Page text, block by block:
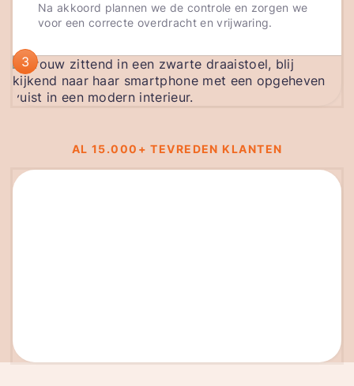
Na akkoord plannen we de controle en zorgen we
voor een correcte overdracht en vrijwaring.
3
AL 15.000+ TEVREDEN KLANTEN